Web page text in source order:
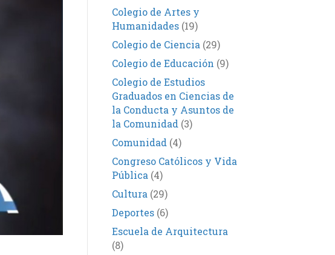
Colegio de Artes y
Humanidades(19)
Colegio de Ciencia (29)
Colegio de Educación (9)
Colegio de Estudios
Graduados en Ciencias de
la Conducta y Asuntos de
la Comunidad (3)
Comunidad (4)
Congreso Católicos y Vida
Pública (4)
Cultura (29)
Deportes(6)
Escuela de Arquitectura
(8)